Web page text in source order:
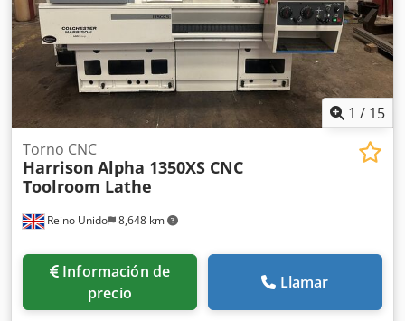
1 / 15
Reino Unido 8,648 km
Torno CNC
Harrison Alpha 1350XS CNC
Toolroom Lathe
Información de
precio
Llamar